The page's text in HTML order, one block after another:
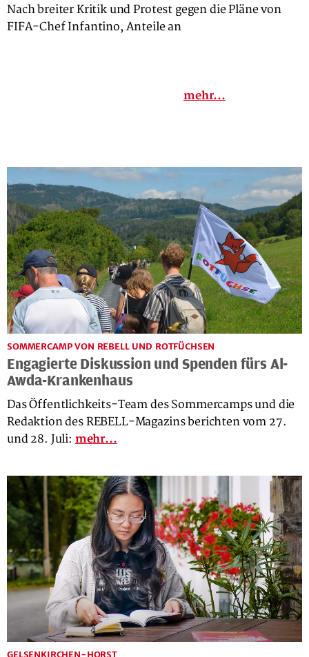
Nach breiter Kritik und Protest gegen die Pläne von
FIFA-Chef Infantino, Anteile an
SOMMERCAMP VON REBELL UND ROTFÜCHSEN
Engagierte Diskussion und Spenden fürs Al-
Awda-Krankenhaus
Das Öffentlichkeits-Team des Sommercamps und die
Redaktion des REBELL-Magazins berichten vom 27.
und 28. Juli: mehr...